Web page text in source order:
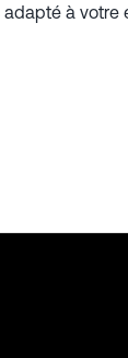
à votre